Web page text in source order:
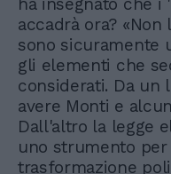
accadrà ora? «Non
sono sicuramente
gli elementi che
considerati. Da un
avere Monti e
Dall'altro la legge
uno strumento
trasformazione